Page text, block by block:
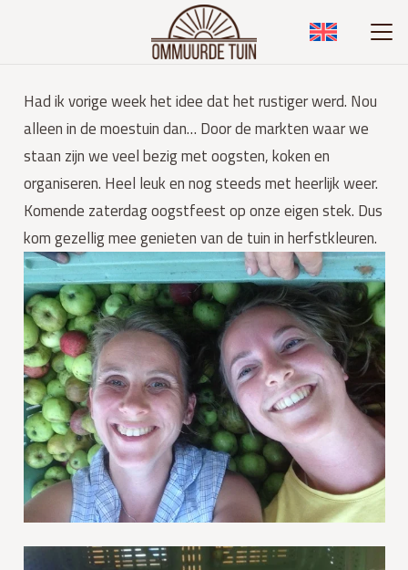
Had ik vorige week het idee dat het rustiger werd. Nou
alleen in de moestuin dan… Door de markten waar we
staan zijn we veel bezig met oogsten, koken en
organiseren. Heel leuk en nog steeds met heerlijk weer.
Komende zaterdag oogstfeest op onze eigen stek. Dus
kom gezellig mee genieten van de tuin in herfstkleuren.